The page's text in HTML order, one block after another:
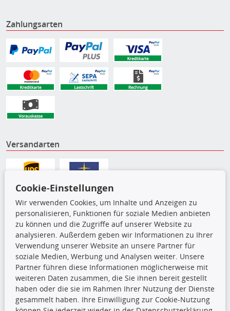
Zahlungsarten
Versandarten
Die hier angezeigten Daten,
insbesondere die gesamte Datenbank,
dürfen nicht kopiert werden. Es ist zu
unterlassen, die Daten oder die gesamte Datenbank ohne
Cookie-Einstellungen
Wir verwenden Cookies, um Inhalte und Anzeigen zu
personalisieren, Funktionen für soziale Medien anbieten
zu können und die Zugriffe auf unserer Website zu
analysieren. Außerdem geben wir Informationen zu Ihrer
Verwendung unserer Website an unsere Partner für
soziale Medien, Werbung und Analysen weiter. Unsere
Partner führen diese Informationen möglicherweise mit
weiteren Daten zusammen, die Sie ihnen bereit gestellt
haben oder die sie im Rahmen Ihrer Nutzung der Dienste
gesammelt haben. Ihre Einwilligung zur Cookie-Nutzung